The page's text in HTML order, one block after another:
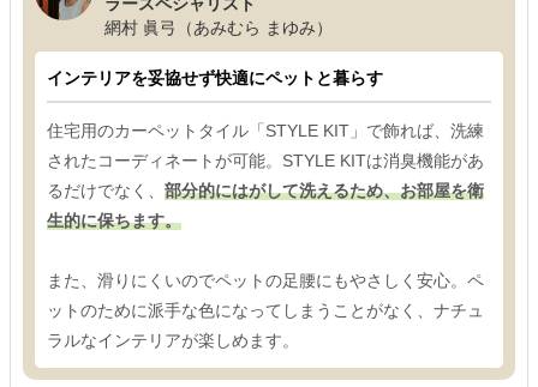
ラースペシャリスト
網村 眞弓（あみむら まゆみ）
インテリアを妥協せず快適にペットと暮らす
住宅用のカーペットタイル「STYLE KIT」で飾れば、洗練
されたコーディネートが可能。STYLE KITは消臭機能があ
るだけでなく、 部分的にはがして洗えるため、お部屋を衛
生的に保ちます。
また、滑りにくいのでペットの足腰にもやさしく安心。ペ
ットのために派手な色になってしまうことがなく、ナチュ
ラルなインテリアが楽しめます。